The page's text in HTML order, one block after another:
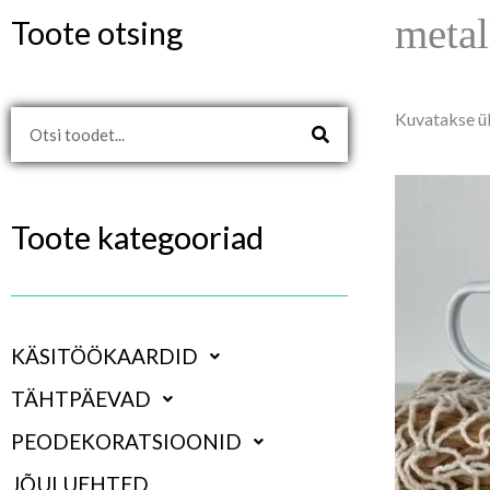
Toote otsing
Toote kategooriad
KÄSITÖÖKAARDID
TÄHTPÄEVAD
PEODEKORATSIOONID
JÕULUEHTED
Kuvatakse